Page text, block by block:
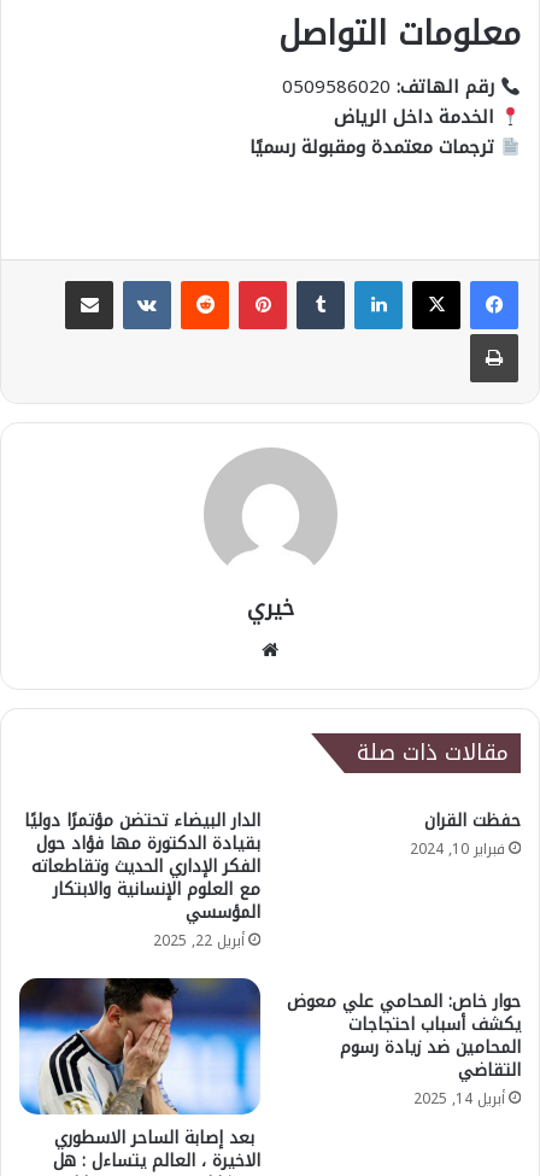
معلومات التواصل
رقم الهاتف:
الخدمة داخل الرياض
ترجمات معتمدة ومقبولة رسميًا
لينكدإن بينتيريست
مشاركة عبر البريد
طباعة
خيري
مقالات ذات صلة
حفظت القران
فبراير 10, 2024
الدار البيضاء تحتضن مؤتمرًا دوليًا
بقيادة الدكتورة مها فؤاد حول
الفكر الإداري الحديث وتقاطعاته
مع العلوم الإنسانية والابتكار
المؤسسي
أبريل 22, 2025
حوار خاص: المحامي علي معوض
يكشف أسباب احتجاجات
المحامين ضد زيادة رسوم
التقاضي
أبريل 14, 2025
بعد إصابة الساحر الاسطوري
الاخيرة ، العالم يتساءل : هل